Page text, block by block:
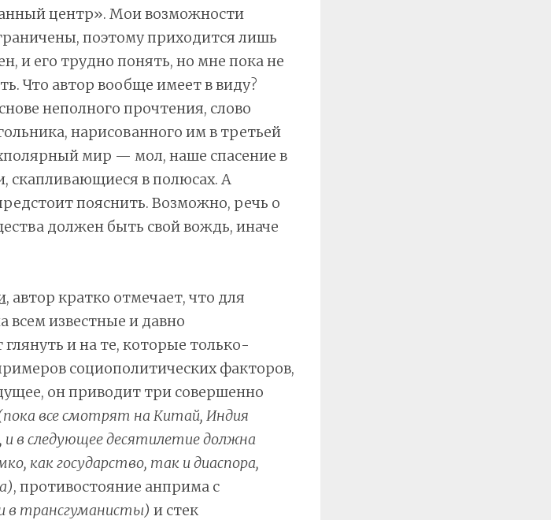
центр». Мои возможности
поэтому приходится лишь
и его трудно понять, но мне пока не
Что автор вообще имеет в виду?
неполного прочтения, слово
нарисованного им в третьей
мир — мол, наше спасение в
скапливающиеся в полюсах. А
пояснить. Возможно, речь о
должен быть свой вождь, иначе
, автор кратко отмечает, что для
всем известные и давно
и на те, которые только-
социополитических факторов,
он приводит три совершенно
все смотрят на Китай, Индия
в следующее десятилетие должна
как государство, так и диаспора,
, противостояние анприма с
в трансгуманисты) и стек